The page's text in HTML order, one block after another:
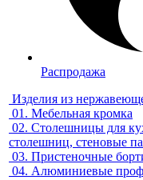
Распродажа
Изделия из
01. Мебельная кромка
02. Столешницы для
столешниц, стеновые
03. Пристеночные
04. Алюминиевые